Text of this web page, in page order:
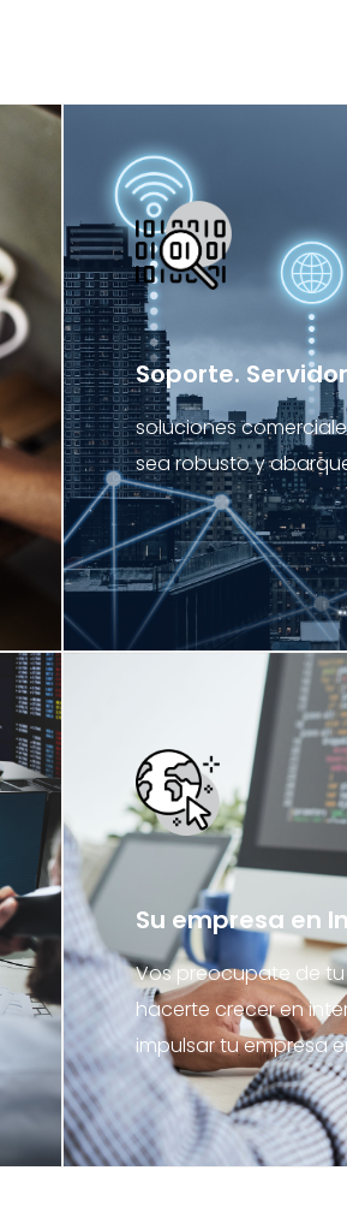
Soporte.
soluciones
sea robusto y
Su empresa en
Vos preocupate de
hacerte crecer en
impulsar tu empresa